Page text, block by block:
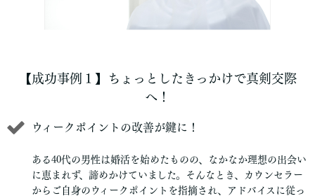
【成功事例１】ちょっとしたきっかけで真剣交際
へ！
ウィークポイントの改善が鍵に！
ある40代の男性は婚活を始めたものの、なかなか理想の出会い
に恵まれず、諦めかけていました。そんなとき、カウンセラー
からご自身のウィークポイントを指摘され、アドバイスに従っ